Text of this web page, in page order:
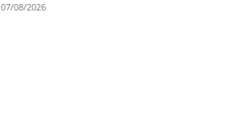
07/08/2026